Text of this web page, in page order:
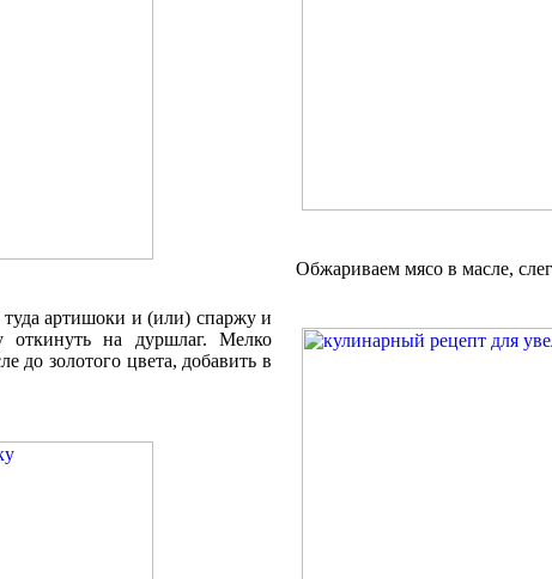
артишоки и (или) спаржу и
на дуршлаг. Мелко
до золотого цвета, добавить в
Обжариваем мясо в масле,